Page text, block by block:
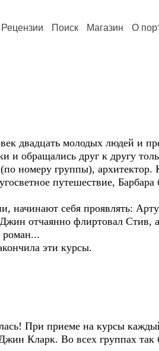
Рецензии Поиск Магазин О
двадцать молодых людей и
и обращались друг к другу
номеру группы),
путешествие,
начинают себя проявлять:
отчаянно флиртовал Стив, а
роман...
эти курсы.
При приеме на курсы
Кларк. Во всех группах так